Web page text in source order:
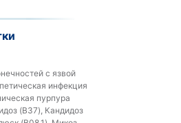
с язвой
инфекция
пурпура
(B37), Кандидоз